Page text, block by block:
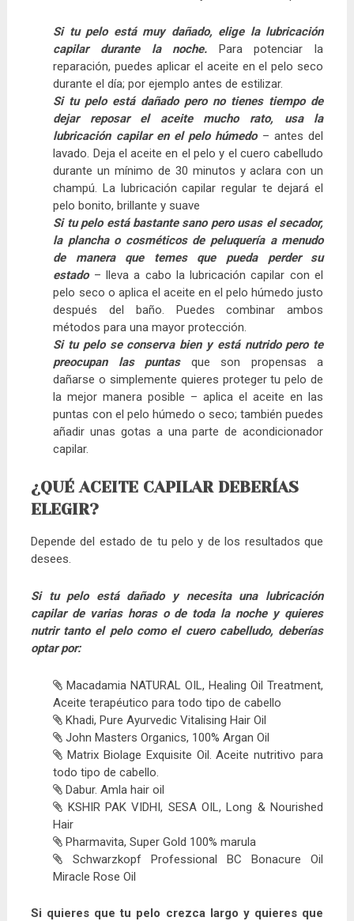
Si tu pelo está muy dañado, elige la lubricación
capilar durante la noche. Para potenciar la
reparación, puedes aplicar el aceite en el pelo seco
durante el día; por ejemplo antes de estilizar.
Si tu pelo está dañado pero no tienes tiempo de
dejar reposar el aceite mucho rato, usa la
lubricación capilar en el pelo húmedo– antes del
lavado. Deja el aceite en el pelo y el cuero cabelludo
durante un mínimo de 30 minutos y aclara con un
champú. La lubricación capilar regular te dejará el
pelo bonito, brillante y suave
Si tu pelo está bastante sano pero usas el secador,
la plancha o cosméticos de peluquería a menudo
de manera que temes que pueda perder su
estado– lleva a cabo la lubricación capilar con el
pelo seco o aplica el aceite en el pelo húmedo justo
después del baño. Puedes combinar ambos
métodos para una mayor protección.
Si tu pelo se conserva bien y está nutrido pero te
preocupan las puntasque son propensas a
dañarse o simplemente quieres proteger tu pelo de
la mejor manera posible – aplica el aceite en las
puntas con el pelo húmedo o seco; también puedes
añadir unas gotas a una parte de acondicionador
capilar.
¿QUÉ ACEITE CAPILAR DEBERÍAS
ELEGIR?
Depende del estado de tu pelo y de los resultados que
desees.
Si tu pelo está dañado y necesita una lubricación
capilar de varias horas o de toda la noche y quieres
nutrir tanto el pelo como el cuero cabelludo, deberías
optar por:
Macadamia NATURAL OIL, Healing Oil Treatment,
Aceite terapéutico para todo tipo de cabello
Khadi, Pure Ayurvedic Vitalising Hair Oil
John Masters Organics, 100% Argan Oil
Matrix Biolage Exquisite Oil. Aceite nutritivo para
todo tipo de cabello.
Dabur. Amla hair oil
KSHIR PAK VIDHI, SESA OIL, Long & Nourished
Hair
Pharmavita, Super Gold 100% marula
Schwarzkopf Professional BC Bonacure Oil
Miracle Rose Oil
Si quieres que tu pelo crezca largo y quieres que